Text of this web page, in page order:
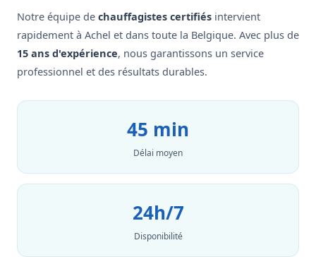
Notre équipe de chauffagistes certifiés intervient
rapidement à Achel et dans toute la Belgique. Avec plus de
15 ans d'expérience, nous garantissons un service
professionnel et des résultats durables.
45 min
Délai moyen
24h/7
Disponibilité